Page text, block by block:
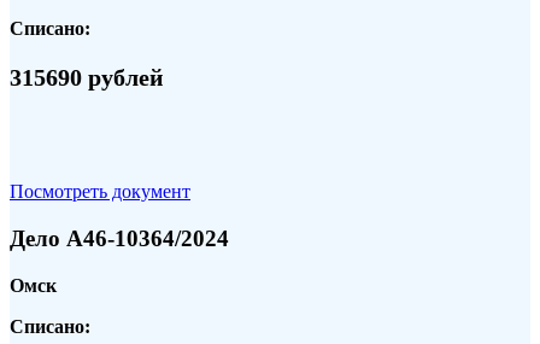
Списано:
315690 рублей
Посмотреть документ
Дело А46-10364/2024
Омск
Списано: